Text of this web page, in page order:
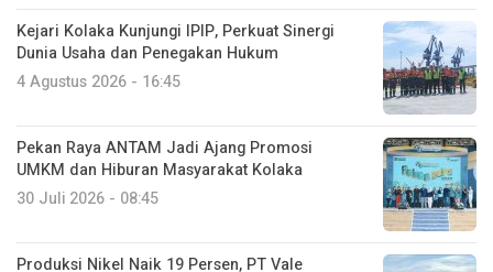
Kejari Kolaka Kunjungi IPIP, Perkuat Sinergi
Dunia Usaha dan Penegakan Hukum
4 Agustus 2026 - 16:45
Pekan Raya ANTAM Jadi Ajang Promosi
UMKM dan Hiburan Masyarakat Kolaka
30 Juli 2026 - 08:45
Produksi Nikel Naik 19 Persen, PT Vale